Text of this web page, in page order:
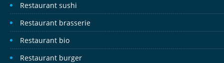
Restaurant sushi
Restaurant brasserie
Restaurant bio
Restaurant burger